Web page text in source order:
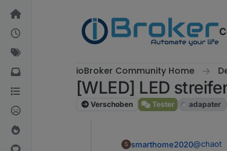
Weiter zum Inhalt
ioBroker Community Home
[WLED] LED
Verschoben Tester adapater
S smarthome2020@chaot